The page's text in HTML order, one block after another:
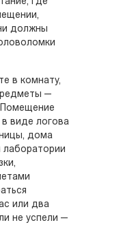
должны
в комнату,
—
Помещение
виде логова
дома
лаборатории
или два
не успели —